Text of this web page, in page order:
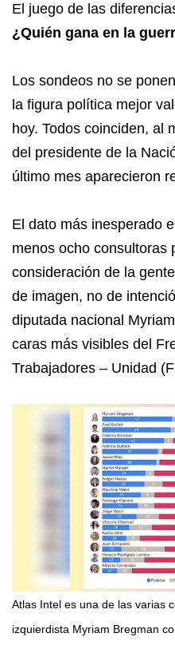
El juego de las
¿Quién gana en la
Los sondeos no se
la figura política mejor
hoy. Todos coinciden, al
del presidente de la
último mes aparecieron
El dato más inesperado
menos ocho consultoras
consideración de la
de imagen, no de
diputada nacional
caras más visibles del
Trabajadores – Unidad
Atlas Intel es una de las varias
izquierdista Myriam Bregman